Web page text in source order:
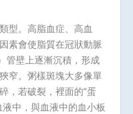
型。高脂血症、高血
素會使脂質在冠狀動脈
管壁上逐漸沉積，形成
窄。粥樣斑塊大多像單
，若破裂，裡面的“蛋
中，與血液中的血小板